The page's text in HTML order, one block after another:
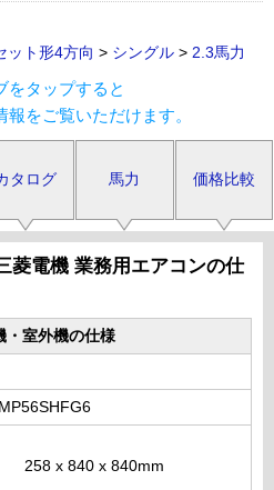
ット形4方向 > シングル > 2.3馬力
をタップすると
をご覧いただけます。
タログ 馬力 価格比較
菱電機 業務用エアコンの仕
・室外機の仕様
258 x 840 x 840mm